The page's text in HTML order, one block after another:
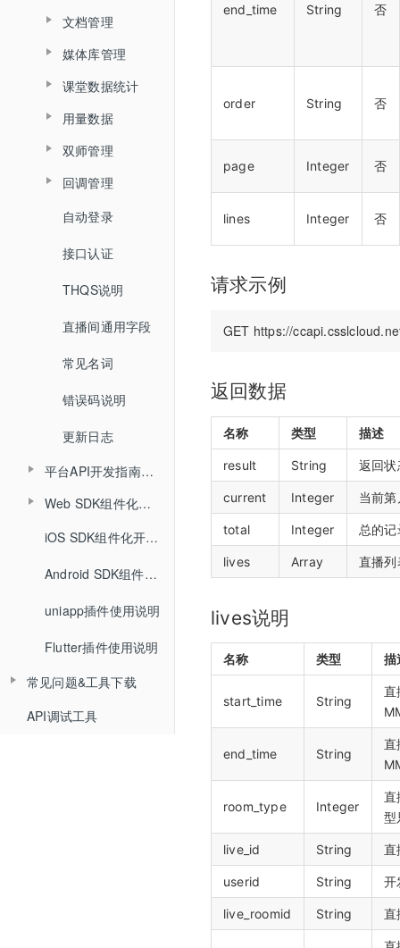
查询视频详细信息
查询聊天信息
文档管理
文档上传
删除文档
媒体库管理
上传视频
关联视频
取消关联视频
课堂数据统计
用量数据
查询用量信息
双师管理
创建直播间
更新直播间
说明
回调管理
开始结束直播
登录退出
视频转码
文档转码
回放
课堂数据统计
自动登录
接口认证
THQS说明
直播间通用字段
常见名词
错误码说明
更新日志
平台API开发指南（旧版本）
API概述
小班课管理API
聊天相关API
回放相关API
自动登录相关API
接口认证相关API
THQS相关API
Web SDK组件化开发指南
Web SDK组件化快速集成文档
Web SDK音视频API文档
Web排麦组件化
Web聊天组件化
Web文档组件化
Web媒体组件化
iOS SDK组件化开发指南
Android SDK组件化开发指南
uniapp插件使用说明
Flutter插件使用说明
常见问题&工具下载
常见问题
API调试工具
end_time String 否
order String 否
page Integer 否
lines Integer 否
请求示例
返回数据
名称 类型 描述
result String 返回
current Integer 当前
total Integer 总的
lives Array 直播
lives说明
名称 类型 描
start_time String
直
end_time String
直
room_type Integer
直
型
live_id String 直
userid String 开
live_roomid String 直